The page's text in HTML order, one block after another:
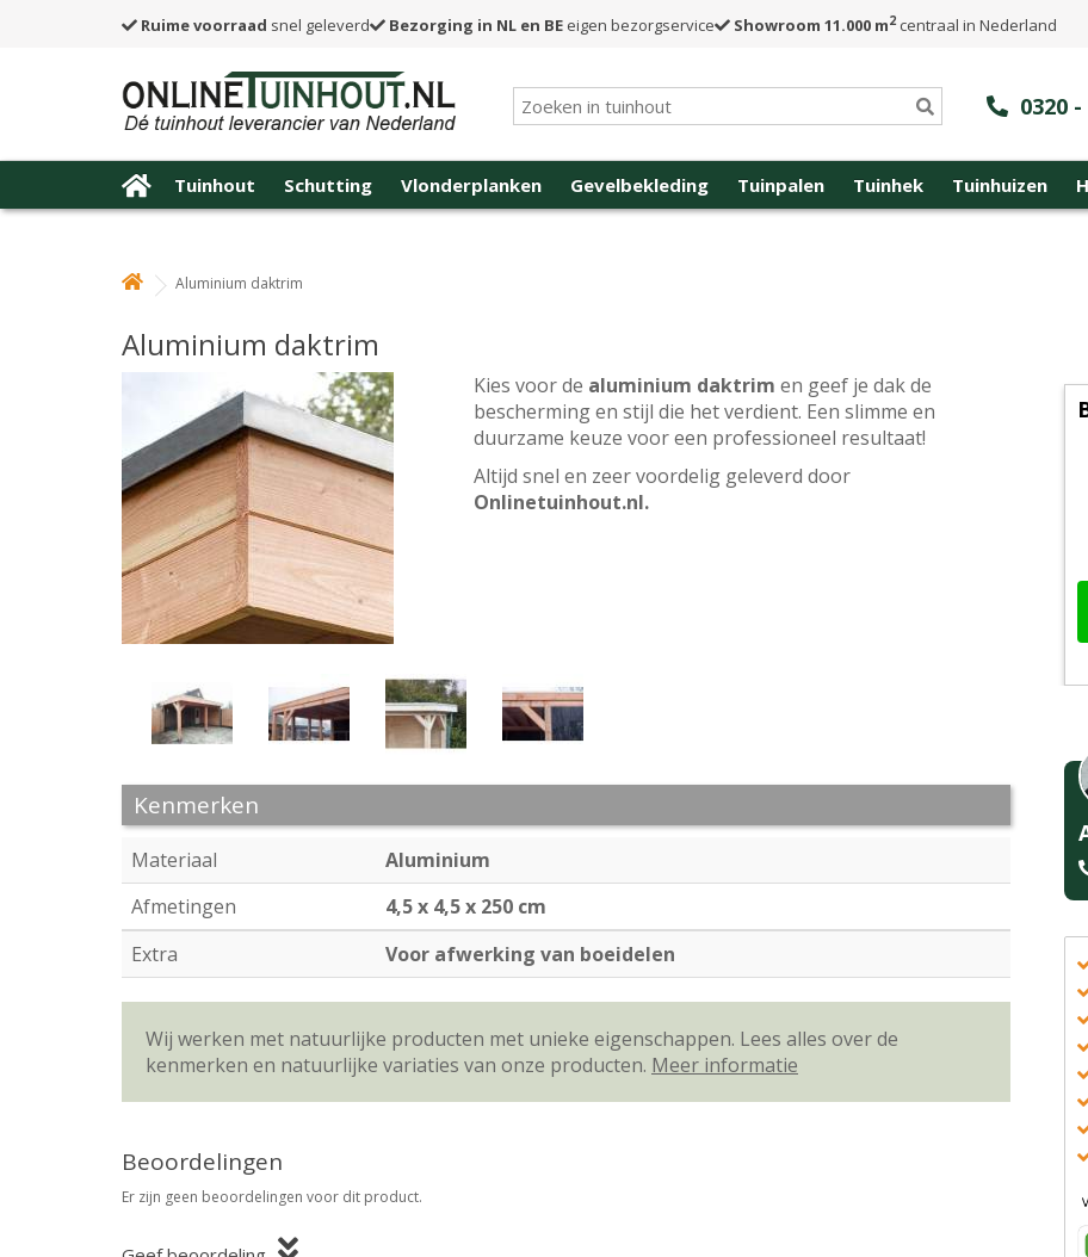
Ruime voorraad snel geleverd Bezorging in NL en BE eigen bezorgservice Showroom 11.000 m2centraal in Nederland
0320
Tuinhout Schutting Vlonderplanken Gevelbekleding Tuinpalen Tuinhek Tuinhuizen
Aluminium daktrim
Aluminium daktrim
Kies voor de aluminium daktrim en geef je dak de
bescherming en stijl die het verdient. Een slimme en
duurzame keuze voor een professioneel resultaat!
Altijd snel en zeer voordelig geleverd door
Onlinetuinhout.nl.
Kenmerken
Materiaal
Aluminium
Afmetingen
4,5 x 4,5 x 250 cm
Extra
Voor afwerking van boeidelen
Wij werken met natuurlijke producten met unieke eigenschappen. Lees alles over de
kenmerken en natuurlijke variaties van onze producten. Meer informatie
Beoordelingen
Er zijn geen beoordelingen voor dit product.